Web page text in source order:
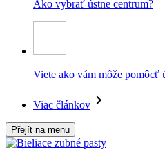
Ako vybrať ústne centrum?
Viete ako vám môže pomôcť
Viac článkov
Přejít na menu